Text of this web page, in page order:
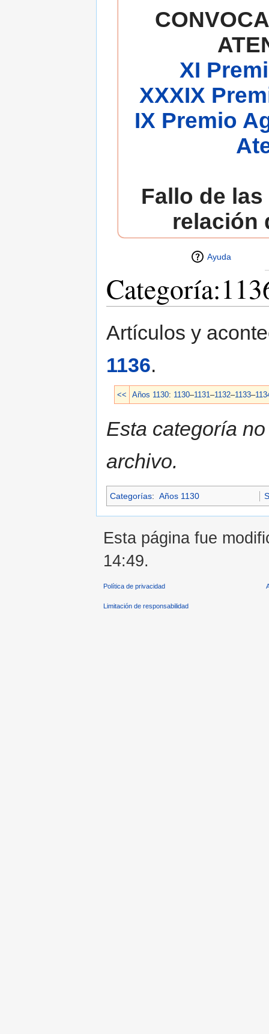
XI
XXXIX
IX Premio
Fallo de
relación
Ayuda
Artículos y
1136.
<< Años 1130: 1130–1131–1132–1133–
Esta categoría
archivo.
Categorías: Años 1130
Esta página fue
14:49.
Política de privacidad
Limitación de responsabilidad